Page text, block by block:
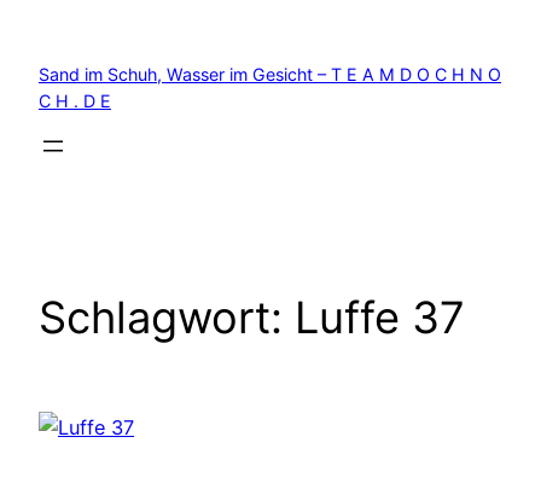
springen
Sand im Schuh, Wasser im Gesicht – T E A M D O C H N O
C H . D E
Schlagwort: Luffe 37